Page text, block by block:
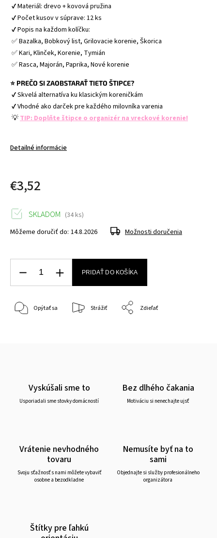
✔ Materiál: drevo + kovová pružina
✔ Počet kusov v súprave: 12 ks
✔ Popis na každom kolíčku:
✅ Bazalka, Bobkový list, Grilovacie korenie, Škorica
✅ Kari, Klinček, Korenie, Tymián
✅ Rasca, Majorán, Paprika, Nové korenie
⭐ PREČO SI ZAOBSTARAŤ TIETO ŠTIPCE?
✔ Skvelá alternatíva ku klasickým koreničkám
✔ Vhodné ako darček pre každého milovníka varenia
💡 TIP: Doplňte štipce o organizér na vreckové korenie!
Detailné informácie
€3,52
SKLADOM (34 ks)
Môžeme doručiť do: 14.8.2026 Možnosti doručenia
PRIDAŤ DO KOŠÍKA
Opýtať sa Strážiť Zdieľať
Vyskúšali sme to
Usporiadali sme stovky domácností
Bez dlhého čakania
Motiváciu si nenechajte ujsť
Vrátenie nevhodného
tovaru
Svoju sťažnosť s nami môžete vybaviť
osobne a bezodkladne
Nemusíte byť na to
sami
Objednajte si služby profesionálneho
organizátora
Štítky pre ľahkú